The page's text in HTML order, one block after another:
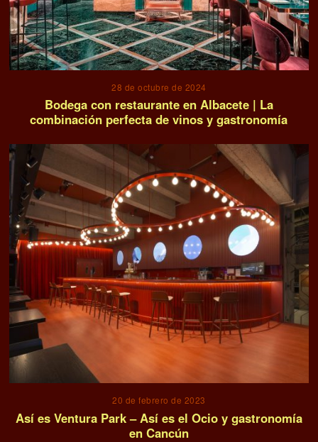
28 de octubre de 2024
Bodega con restaurante en Albacete | La
combinación perfecta de vinos y gastronomía
20 de febrero de 2023
Así es Ventura Park – Así es el Ocio y gastronomía
en Cancún